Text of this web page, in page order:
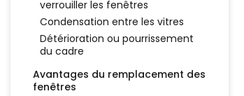
verrouiller les fenêtres
Condensation entre les vitres
Détérioration ou pourrissement
du cadre
Avantages du remplacement des
fenêtres